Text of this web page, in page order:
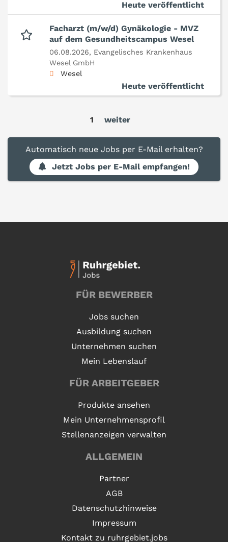
Heute veröffentlicht
Facharzt (m/w/d) Gynäkologie - MVZ
auf dem Gesundheitscampus Wesel
06.08.2026, Evangelisches Krankenhaus
Wesel GmbH
Wesel
Heute veröffentlicht
1 weiter
Automatisch neue Jobs per E-Mail erhalten?
Jetzt Jobs per E-Mail empfangen!
FÜR BEWERBER
Jobs suchen
Ausbildung suchen
Unternehmen suchen
Mein Lebenslauf
FÜR ARBEITGEBER
Produkte ansehen
Mein Unternehmensprofil
Stellenanzeigen verwalten
ALLGEMEIN
Partner
AGB
Datenschutzhinweise
Impressum
Kontakt zu ruhrgebiet.jobs